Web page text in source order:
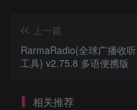
上一篇
RarmaRadio(全球广播收听
工具) v2.75.8 多语便携版
相关推荐